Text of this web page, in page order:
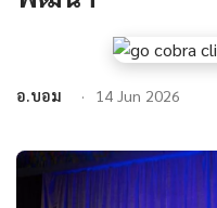
อ.บอม 14 Jun 2026